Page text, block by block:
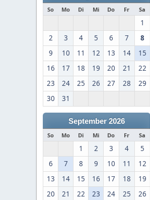
So Mo Di Mi Do Fr Sa
1
2
3 4 5 6 7
8
9
10 11 12 13 14
15
16
17 18 19 20 21
22
23
24 25 26 27 28
29
30
31
September 2026
So Mo Di Mi Do Fr Sa
1 2 3 4
5
6
7 8 9 10 11
12
13
14 15 16 17 18
19
20
21 22 23 24 25 26